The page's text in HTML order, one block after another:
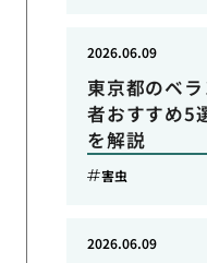
東京都のベ
者おすすめ5
を解説
2026.06.09
害虫
2026.06.09